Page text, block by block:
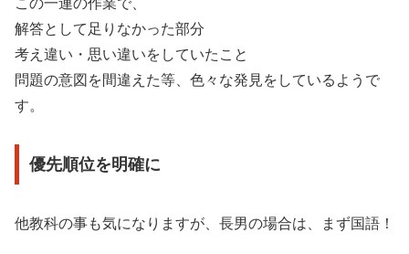
解答として足りなかった部分
考え違い・思い違いをしていたこと
問題の意図を間違えた等、色々な発見をしているようで
す。
優先順位を明確に
他教科の事も気になりますが、長男の場合は、まず国語！